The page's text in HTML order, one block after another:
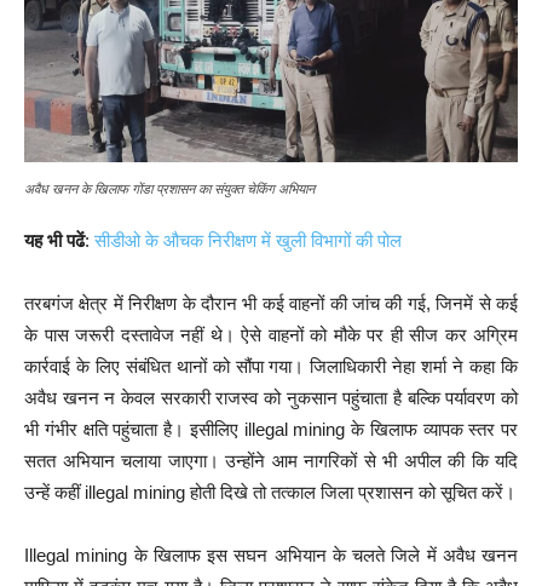
अवैध खनन के खिलाफ गोंडा प्रशासन का संयुक्त चेकिंग अभियान
यह भी पढें:सीडीओ के औचक निरीक्षण में खुली विभागों की पोल
तरबगंज क्षेत्र में निरीक्षण के दौरान भी कई वाहनों की जांच की गई, जिनमें से कई
के पास जरूरी दस्तावेज नहीं थे। ऐसे वाहनों को मौके पर ही सीज कर अग्रिम
कार्रवाई के लिए संबंधित थानों को सौंपा गया। जिलाधिकारी नेहा शर्मा ने कहा कि
अवैध खनन न केवल सरकारी राजस्व को नुकसान पहुंचाता है बल्कि पर्यावरण को
भी गंभीर क्षति पहुंचाता है। इसीलिए illegal mining के खिलाफ व्यापक स्तर पर
सतत अभियान चलाया जाएगा। उन्होंने आम नागरिकों से भी अपील की कि यदि
उन्हें कहीं illegal mining होती दिखे तो तत्काल जिला प्रशासन को सूचित करें।
Illegal mining के खिलाफ इस सघन अभियान के चलते जिले में अवैध खनन